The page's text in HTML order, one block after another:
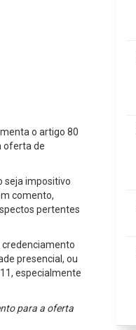
o artigo 80
oferta de
seja impositivo
comento,
pertentes
presencial, ou
especialmente
para a oferta